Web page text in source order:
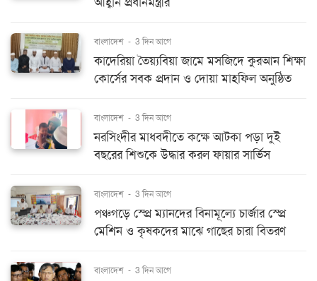
বাংলাদেশ - 3 দিন আগে
কাদেরিয়া তৈয়্যবিয়া জামে মসজিদে কুরআন শিক্ষা
কোর্সের সবক প্রদান ও দোয়া মাহফিল অনুষ্ঠিত
বাংলাদেশ - 3 দিন আগে
নরসিংদীর মাধবদীতে কক্ষে আটকা পড়া দুই
বছরের শিশুকে উদ্ধার করল ফায়ার সার্ভিস
বাংলাদেশ - 3 দিন আগে
পঞ্চগড়ে স্প্রে ম্যানদের বিনামূল্যে চার্জার স্প্রে
মেশিন ও কৃষকদের মাঝে গাছের চারা বিতরণ
বাংলাদেশ - 3 দিন আগে